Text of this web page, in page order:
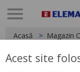
Acasă Magazin
Acest site